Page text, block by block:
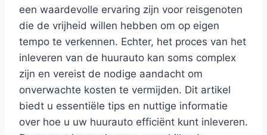
een waardevolle ervaring zijn voor reisgenoten
die de vrijheid willen hebben om op eigen
tempo te verkennen. Echter, het proces van het
inleveren van de huurauto kan soms complex
zijn en vereist de nodige aandacht om
onverwachte kosten te vermijden. Dit artikel
biedt u essentiële tips en nuttige informatie
over hoe u uw huurauto efficiënt kunt inleveren.